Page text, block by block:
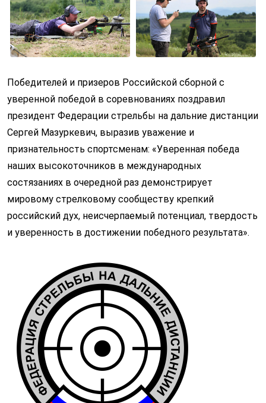
Победителей и призеров Российской сборной с
уверенной победой в соревнованиях поздравил
президент Федерации стрельбы на дальние дистанции
Сергей Мазуркевич, выразив уважение и
признательность спортсменам: «Уверенная победа
наших высокоточников в международных
состязаниях в очередной раз демонстрирует
мировому стрелковому сообществу крепкий
российский дух, неисчерпаемый потенциал, твердость
и уверенность в достижении победного результата».